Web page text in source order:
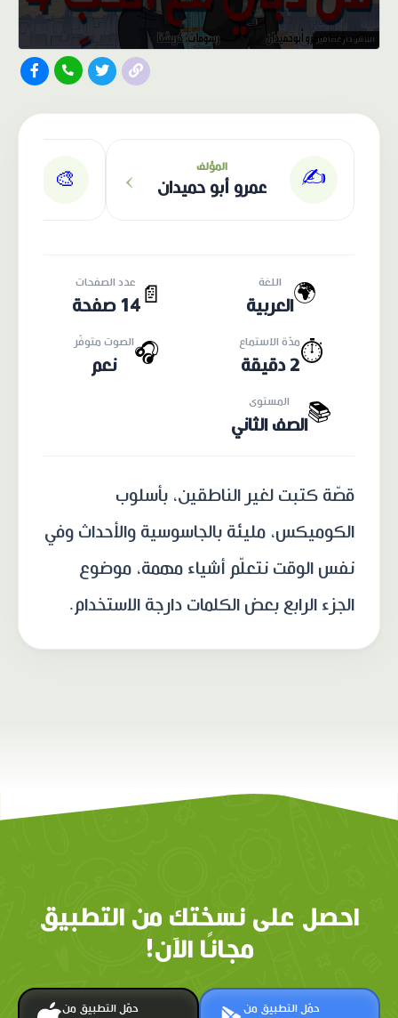
الناشر: دار عصافير
✍️ المؤلف
عمرو أبو حميدان ›
🎨
🌍 اللغة
العربية 📄
عدد الصفحات
14 صفحة
⏱️مدّة الاستماع
2 دقيقة
🎧الصوت متوفّر
نعم
📚 المستوى
الصف الثاني
قصّة كتبت لغير الناطقين، بأسلوب
الكوميكس، مليئة بالجاسوسية والأحداث وفي
نفس الوقت نتعلّم أشياء مهمة، موضوع
الجزء الرابع بعض الكلمات دارجة الاستخدام.
احصل على نسختك من التطبيق
مجانًا الآن!
حمّل التطبيق من حمّل التطبيق من